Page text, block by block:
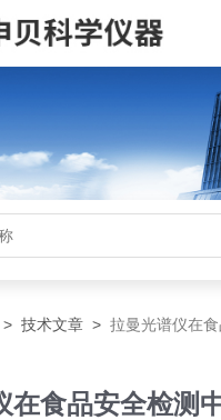
>技术文章 >拉曼光谱仪在
在食品安全检测